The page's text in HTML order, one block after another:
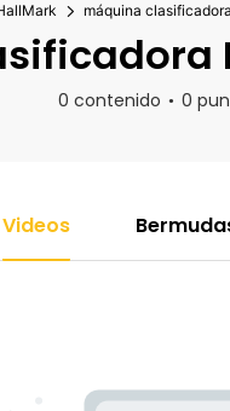
máquina
0 contenido 0
Videos